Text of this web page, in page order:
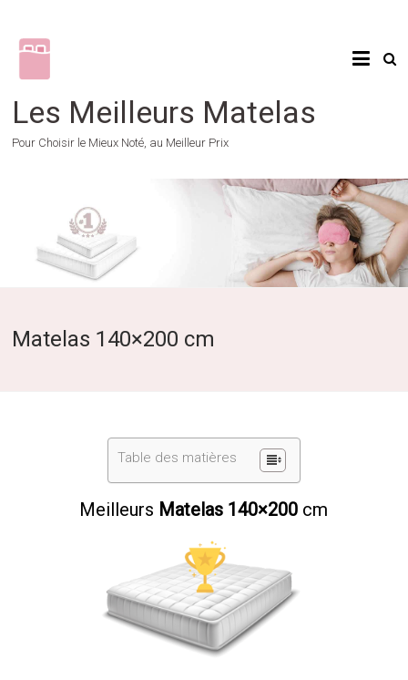
content
Les Meilleurs Matelas
Pour Choisir le Mieux Noté, au Meilleur Prix
Matelas 140×200 cm
Table des matières
Meilleurs Matelas 140×200 cm